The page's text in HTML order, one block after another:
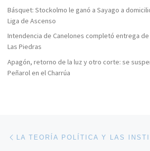
Básquet: Stockolmo le ganó a Sayago a
Liga de Ascenso
Intendencia de Canelones completó entrega
Las Piedras
Apagón, retorno de la luz y otro corte: se
Peñarol en el Charrúa
Navegación de